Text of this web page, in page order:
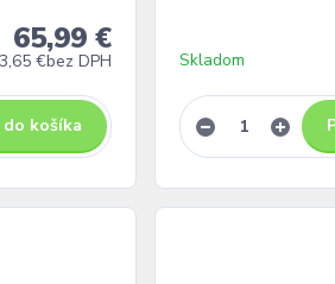
65,99 €
€bez DPH
košíka
Skladom